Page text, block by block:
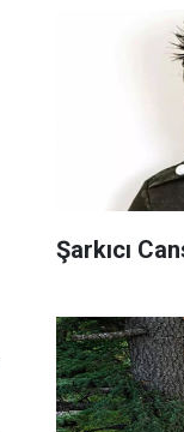
Şarkıcı